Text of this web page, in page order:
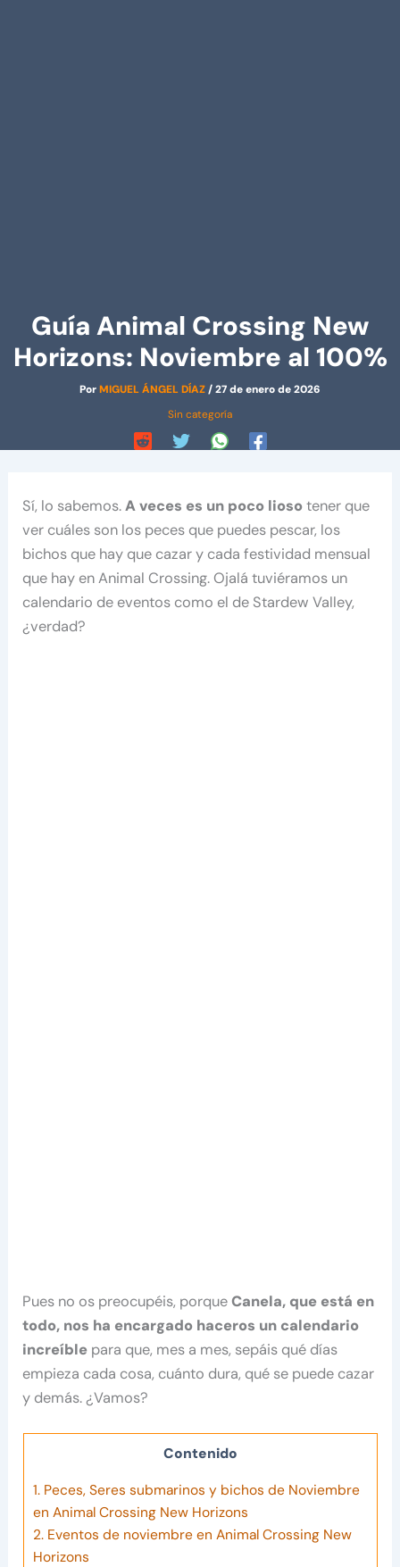
Guía Animal Crossing New
Horizons: Noviembre al 100%
PorMIGUEL ÁNGEL DÍAZ/27 de enero de 2026
Sin categoría
Sí, lo sabemos.A veces es un poco liosotener que
ver cuáles son los peces que puedes pescar, los
bichos que hay que cazar y cada festividad mensual
que hay en Animal Crossing. Ojalá tuviéramos un
calendario de eventos como el de Stardew Valley,
¿verdad?
Pues no os preocupéis, porqueCanela, que está en
todo, nos ha encargado haceros un calendario
increíble para que, mes a mes, sepáis qué días
empieza cada cosa, cuánto dura, qué se puede cazar
y demás. ¿Vamos?
Contenido
1.Peces, Seres submarinos y bichos de Noviembre
en Animal Crossing New Horizons
2.Eventos de noviembre en Animal Crossing New
Horizons